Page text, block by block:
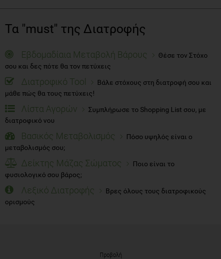
Τα "must" της Διατροφής
Εβδομαδίαια Μεταβολή Βάρους
Θέσε τον Στόχο
σου και δες πότε θα τον πετύχεις
Διατροφικό Tool
Βάλε στόχους στη διατροφή σου και
μάθε πώς θα τους πετύχεις!
Λίστα Αγορών
Συμπλήρωσε το Shopping List σου, με
διατροφικό νου
Βασικός Μεταβολισμός
Πόσο υψηλός είναι ο
μεταβολισμός σου;
Δείκτης Μάζας Σώματος
Ποιο είναι το
φυσιολογικό σου βάρος;
Λεξικό Διατροφής
Βρες όλους τους διατροφικούς
ορισμούς
Προβολή